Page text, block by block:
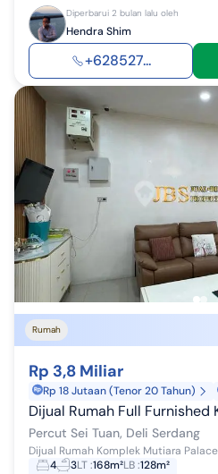
Diperbarui 2 bulan lalu oleh
Hendra Shim
+628527...
Rumah
Rp 3,8 Miliar
Rp 18 Jutaan (Tenor 20 Tahun)
Dijual Rumah Full Furnished Komplek
Percut Sei Tuan, Deli Serdang
4
3LT:168m²LB:128m²